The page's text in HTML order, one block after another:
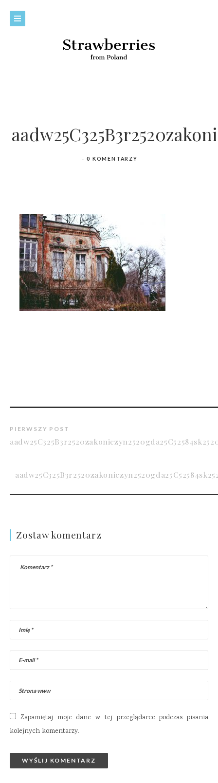
0 KOMENTARZY
PIERWSZY POST
Zostaw komentarz
Zapamiętaj moje dane w tej przeglądarce podczas pisania
kolejnych komentarzy.